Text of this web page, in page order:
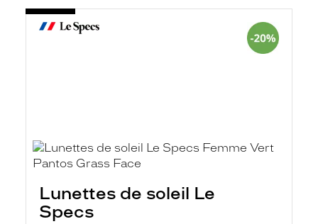
Lunettes de soleil Le
Specs